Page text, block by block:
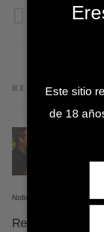
navigation
PREVIOUS POST
Revista CAV
RELATED POSTS
Noticias 27 abril, 2017,by
Revista Placeres
Este sitio
de 18